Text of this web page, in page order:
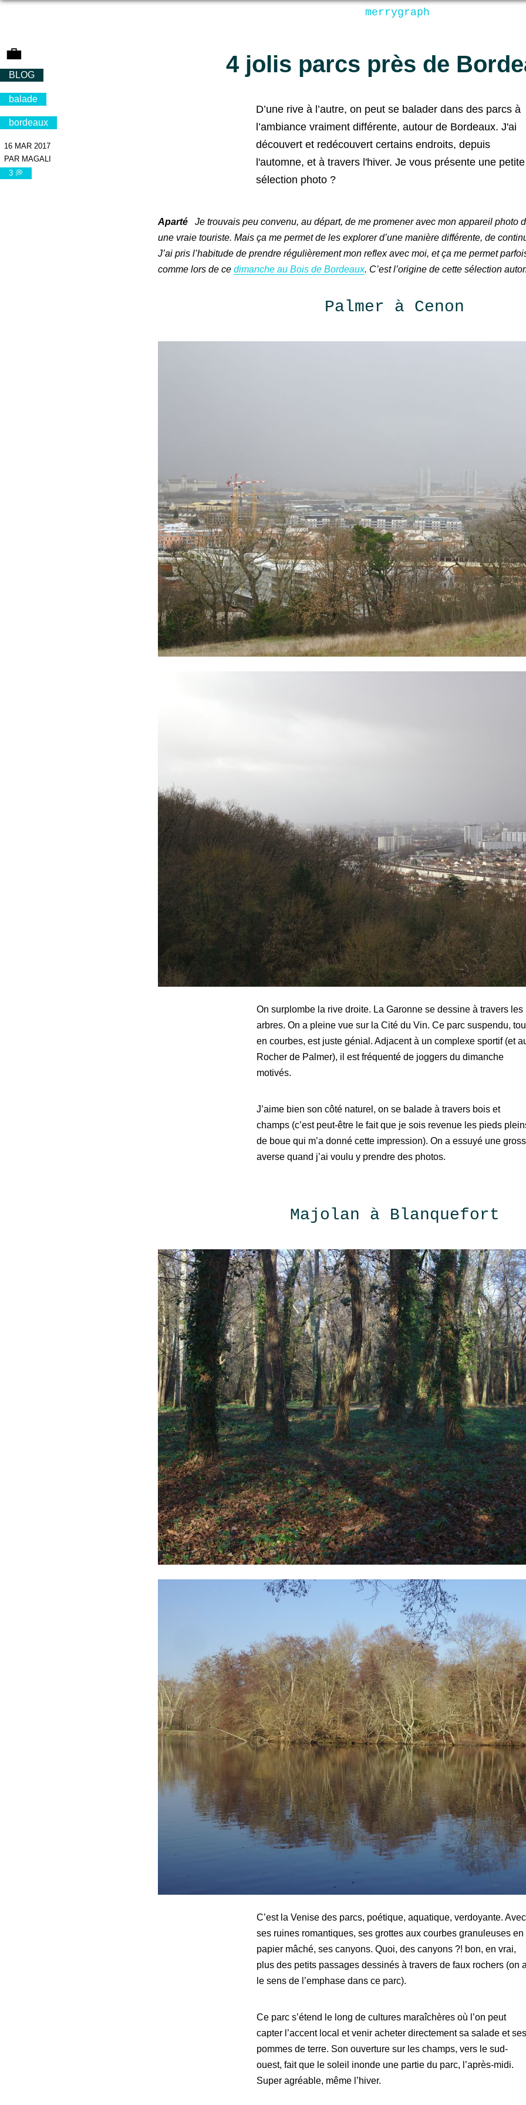
merrygraph
💼
BLOG
balade
bordeaux
16 MAR 2017
PAR MAGALI
3 💭
4 jolis parcs près de
D’une rive à l’autre, on peut se balader dans des parcs à
l’ambiance vraiment différente, autour de Bordeaux. J'ai
découvert et redécouvert certains endroits, depuis
l'automne, et à travers l'hiver. Je vous présente une petite
sélection photo ?
Aparté
Je trouvais peu convenu, au départ, de me promener avec mon appareil photo
une vraie touriste. Mais ça me permet de les explorer d’une manière différente, de
J’ai pris l’habitude de prendre régulièrement mon reflex avec moi, et ça me permet
comme lors de ce dimanche au Bois de Bordeaux. C’est l’origine de cette sélection
Palmer à Cenon
On surplombe la rive droite. La Garonne se dessine à travers les
arbres. On a pleine vue sur la Cité du Vin. Ce parc suspendu,
en courbes, est juste génial. Adjacent à un complexe sportif (et
Rocher de Palmer), il est fréquenté de joggers du dimanche
motivés.
J’aime bien son côté naturel, on se balade à travers bois et
champs (c’est peut-être le fait que je sois revenue les pieds
de boue qui m’a donné cette impression). On a essuyé une
averse quand j’ai voulu y prendre des photos.
Majolan à Blanquefort
C’est la Venise des parcs, poétique, aquatique, verdoyante. Avec
ses ruines romantiques, ses grottes aux courbes granuleuses en
papier mâché, ses canyons. Quoi, des canyons ?! bon, en vrai,
plus des petits passages dessinés à travers de faux rochers (on
le sens de l’emphase dans ce parc).
Ce parc s’étend le long de cultures maraîchères où l’on peut
capter l’accent local et venir acheter directement sa salade et ses
pommes de terre. Son ouverture sur les champs, vers le sud-
ouest, fait que le soleil inonde une partie du parc, l’après-midi.
Super agréable, même l’hiver.